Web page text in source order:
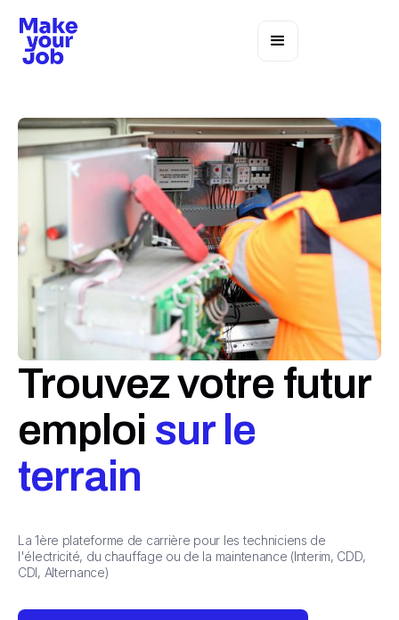
Trouvez votre futur
emploi sur le
terrain
La 1ère plateforme de carrière pour les techniciens de
l'électricité, du chauffage ou de la maintenance (Interim, CDD,
CDI, Alternance)